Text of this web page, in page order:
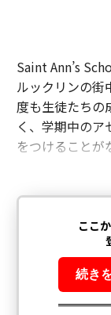
Saint Ann’s
ルックリンの街
度も生徒たちの
く、学期中の
をつけることが